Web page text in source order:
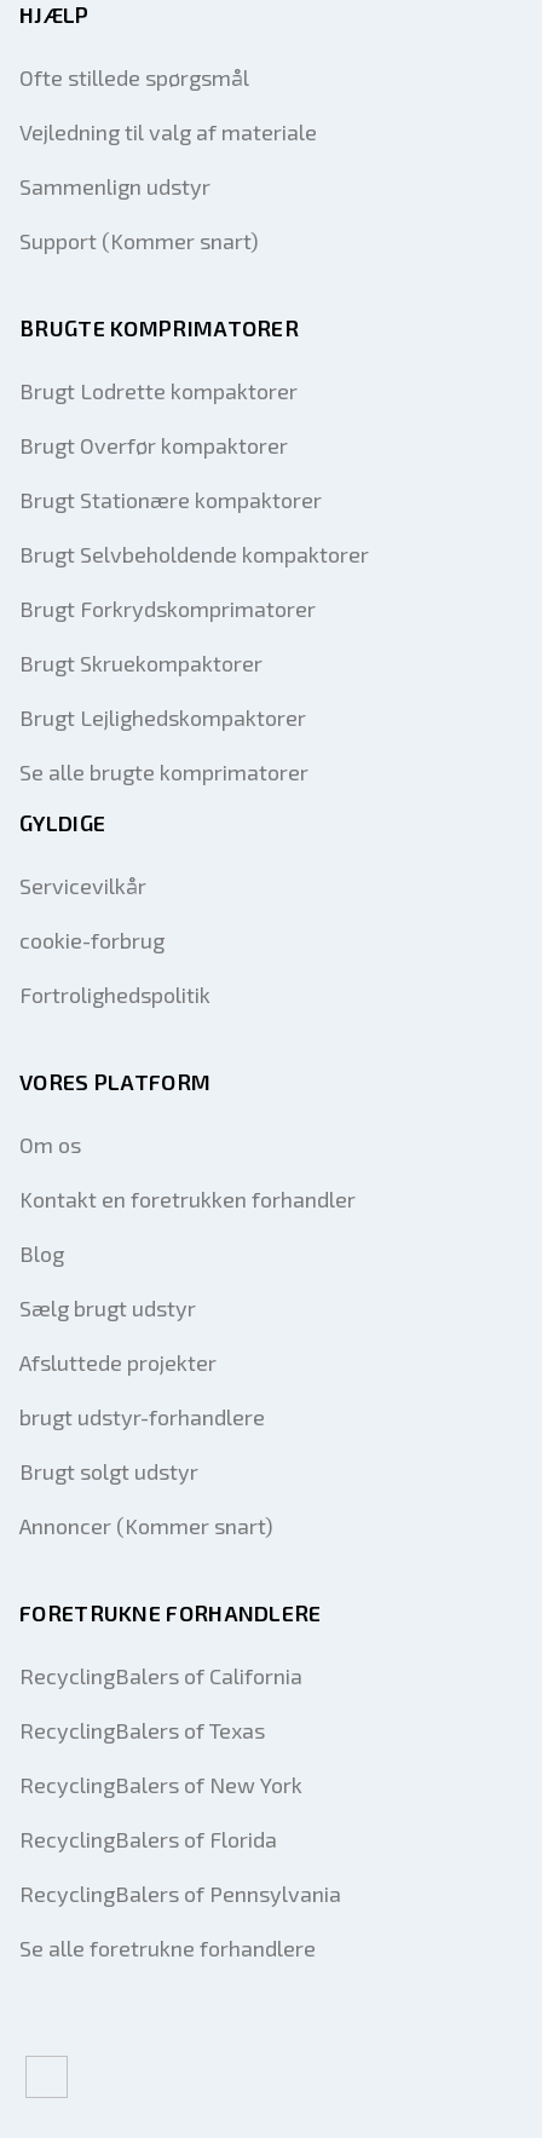
HJÆLP
Ofte stillede spørgsmål
Vejledning til valg af materiale
Sammenlign udstyr
Support (Kommer snart)
BRUGTE KOMPRIMATORER
Brugt Lodrette kompaktorer
Brugt Overfør kompaktorer
Brugt Stationære kompaktorer
Brugt Selvbeholdende kompaktorer
Brugt Forkrydskomprimatorer
Brugt Skruekompaktorer
Brugt Lejlighedskompaktorer
Se alle brugte komprimatorer
GYLDIGE
Servicevilkår
cookie-forbrug
Fortrolighedspolitik
VORES PLATFORM
Om os
Kontakt en foretrukken forhandler
Blog
Sælg brugt udstyr
Afsluttede projekter
brugt udstyr-forhandlere
Brugt solgt udstyr
Annoncer (Kommer snart)
FORETRUKNE FORHANDLERE
RecyclingBalers of California
RecyclingBalers of Texas
RecyclingBalers of New York
RecyclingBalers of Florida
RecyclingBalers of Pennsylvania
Se alle foretrukne forhandlere